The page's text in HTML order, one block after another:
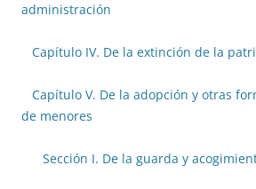
administración
Capítulo IV. De la extinción de la
Capítulo V. De la adopción y otras
de menores
Sección I. De la guarda y